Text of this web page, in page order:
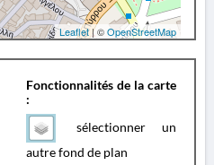
Leaflet| ©OpenStreetMap
Fonctionnalités de la carte
:
sélectionner un
autre fond de plan